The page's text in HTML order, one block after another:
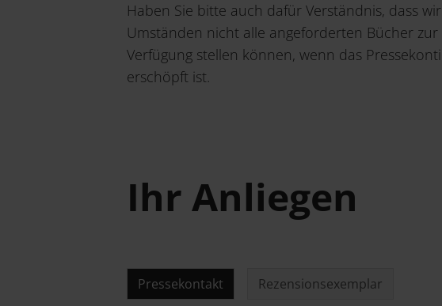
Haben Sie bitte auch dafür Verständnis, dass
Umständen nicht alle angeforderten Bücher zur
Verfügung stellen können, wenn das
erschöpft ist.
Ihr Anliegen
Pressekontakt Rezensionsexemplar